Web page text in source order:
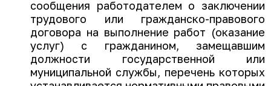
сообщения работодателем о заключении
трудового или гражданско-правового
договора на выполнение работ (оказание
услуг) с гражданином, замещавшим
должности государственной или
муниципальной службы, перечень которых